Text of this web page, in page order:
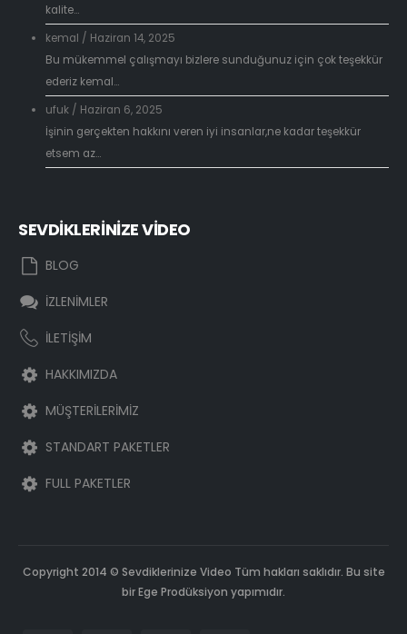
kalite...
kemal / Haziran 14, 2025
Bu mükemmel çalışmayı bizlere sunduğunuz için çok teşekkür
ederiz kemal...
ufuk/ Haziran 6, 2025
İşinin gerçekten hakkını veren iyi insanlar,ne kadar teşekkür
etsem az...
SEVDİKLERİNİZE VİDEO
BLOG
İZLENİMLER
İLETİŞİM
HAKKIMIZDA
MÜŞTERİLERİMİZ
STANDART PAKETLER
FULL PAKETLER
Copyright 2014 © Sevdiklerinize Video Tüm hakları saklıdır. Bu site
bir Ege Prodüksiyon yapımıdır.